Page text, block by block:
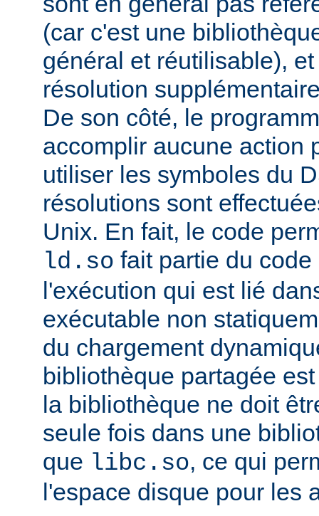
(car c'est une
général et réutilisable),
résolution
De son côté, le
accomplir aucune action
utiliser les symboles du
résolutions sont
Unix. En fait, le code
ld.so fait partie du
l'exécution qui est lié
exécutable non
du chargement
bibliothèque partagée
la bibliothèque ne doit
seule fois dans une
que libc.so, ce qui
l'espace disque pour les